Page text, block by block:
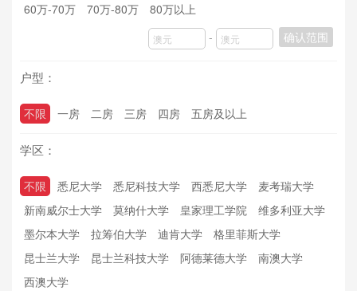
60万-70万
70万-80万
80万以上
-
确认范围
户型：
不限 一房 二房 三房 四房 五房及以上
学区：
不限 悉尼大学 悉尼科技大学 西悉尼大学
麦考瑞大学
新南威尔士大学
莫纳什大学 皇家理工学院
维多利亚大学
墨尔本大学
拉筹伯大学 迪肯大学
格里菲斯大学
昆士兰大学
昆士兰科技大学 阿德莱德大学
南澳大学
西澳大学